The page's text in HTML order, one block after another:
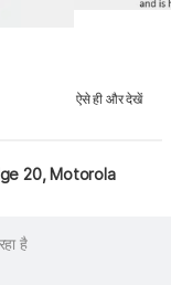
ऐसे ही और देखें
20, Motorola
है